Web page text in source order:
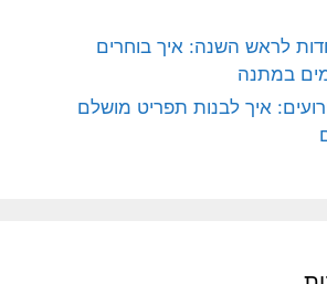
לראש השנה: איך בוחרים
במתנה
איך לבנות תפריט מושלם